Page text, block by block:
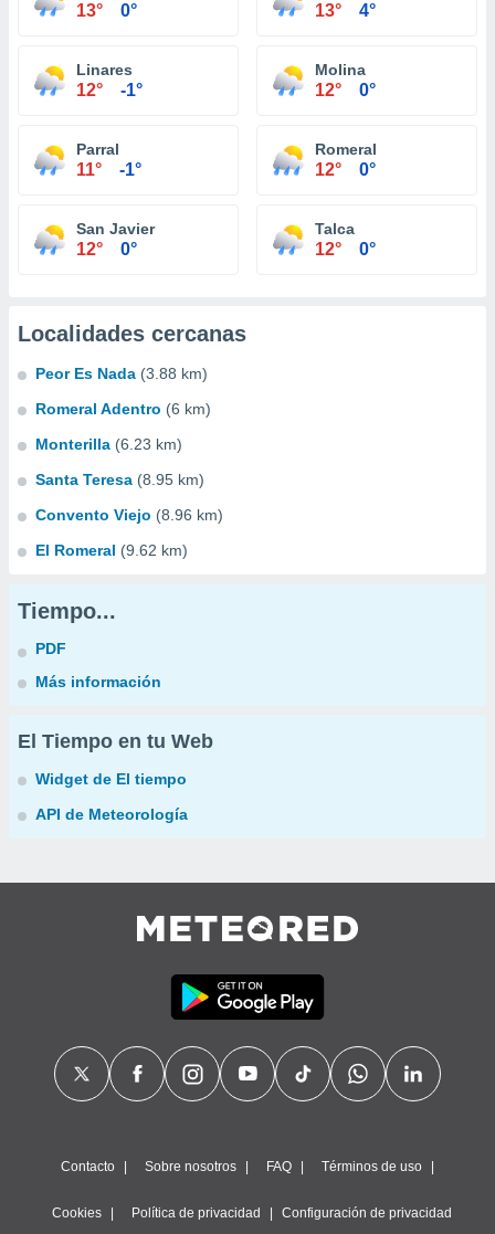
13° 0° 13° 4°
Linares
12° -1°
Molina
12° 0°
Parral
11° -1°
Romeral
12° 0°
San Javier
12° 0°
Talca
12° 0°
Localidades cercanas
Peor Es Nada (3.88 km)
Romeral Adentro (6 km)
Monterilla (6.23 km)
Santa Teresa (8.95 km)
Convento Viejo (8.96 km)
El Romeral (9.62 km)
Tiempo...
PDF
Más información
El Tiempo en tu Web
Widget de El tiempo
API de Meteorología
Contacto Sobre nosotros FAQ Términos de uso
Cookies Política de privacidad Configuración de privacidad